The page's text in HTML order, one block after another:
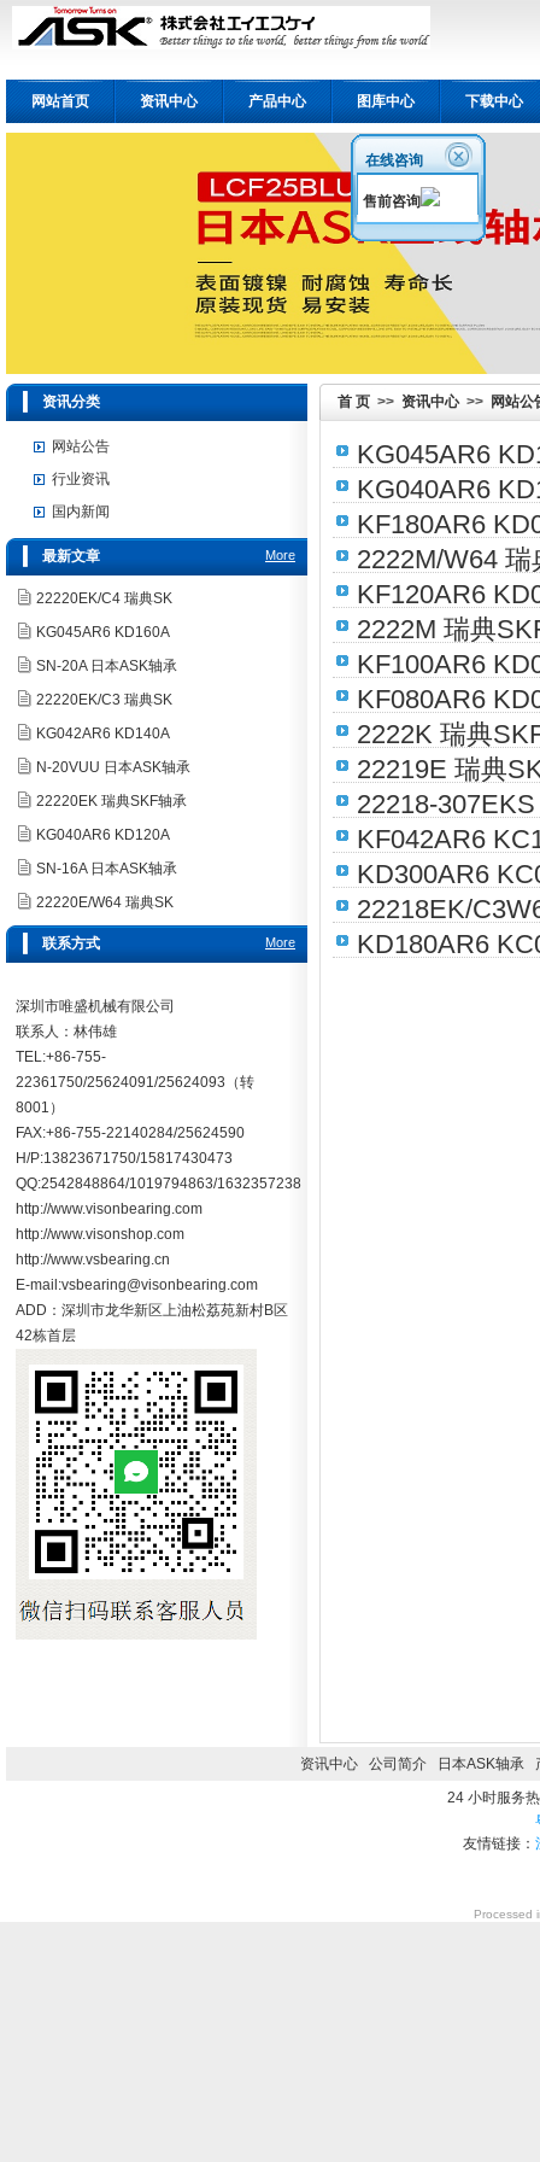
网站首页 资讯中心 产品中心 图库中心 下载中心
首 页 >> 资讯中心>> 网站公
KG045AR6
KG040AR6
KF180AR6
2222M/W64
KF120AR6
2222M 瑞典
KF100AR6
KF080AR6
2222K 瑞典
22219E 瑞典
22218-
KF042AR6
KD300AR6
22218EK/
KD180AR6
资讯分类
网站公告
行业资讯
国内新闻
More
最新文章
22220EK/C4 瑞典SK
KG045AR6 KD160A
SN-20A 日本ASK轴承
22220EK/C3 瑞典SK
KG042AR6 KD140A
N-20VUU 日本ASK轴承
22220EK 瑞典SKF轴承
KG040AR6 KD120A
SN-16A 日本ASK轴承
22220E/W64 瑞典SK
More
联系方式
深圳市唯盛机械有限公司
联系人：林伟雄
TEL:+86-755-
22361750/25624091/25624093（转
8001）
FAX:+86-755-22140284/25624590
H/P:13823671750/15817430473
QQ:2542848864/1019794863/1632357238
http://www.visonbearing.com
http://www.visonshop.com
http://www.vsbearing.cn
E-mail:vsbearing@visonbearing.com
ADD：深圳市龙华新区上油松荔苑新村B区
42栋首层
资讯中心 公司简介 日本ASK轴承
24 小时服务
友情链接：
Processed
在线咨询
售前咨询